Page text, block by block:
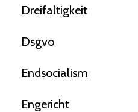
Dreifaltigkeit
Dsgvo
Endsocialism
Engericht